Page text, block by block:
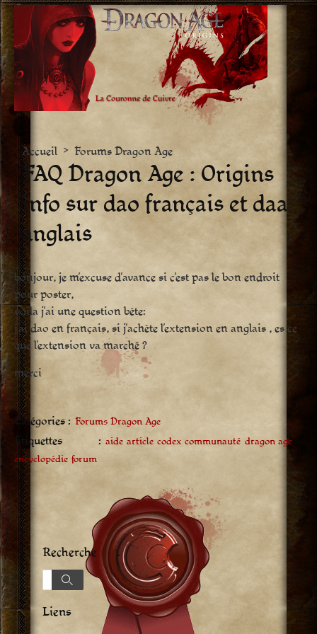
Aller
vers
le
contenu
Accueil > Forums Dragon Age
FAQ Dragon Age : Origins 
info sur dao français et daa
anglais
bonjour, je m’excuse d’avance si c’est pas le bon endroit
pour poster,
voila j’ai une question bête:
j’ai dao en français, si j’achète l’extension en anglais , es ce
que l’extension va marché ?
merci
Catégories : Forums Dragon Age
Étiquettes : aide article codex communauté dragon age
encyclopédie forum
Recherche
Recherche
Recherche
Liens